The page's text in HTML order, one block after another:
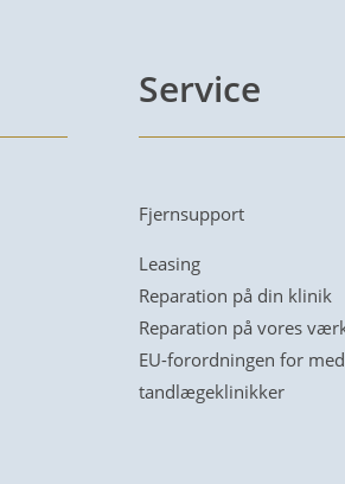
Service
Fjernsupport
Leasing
Reparation på din klinik
Reparation på vores
EU-forordningen for
tandlægeklinikker